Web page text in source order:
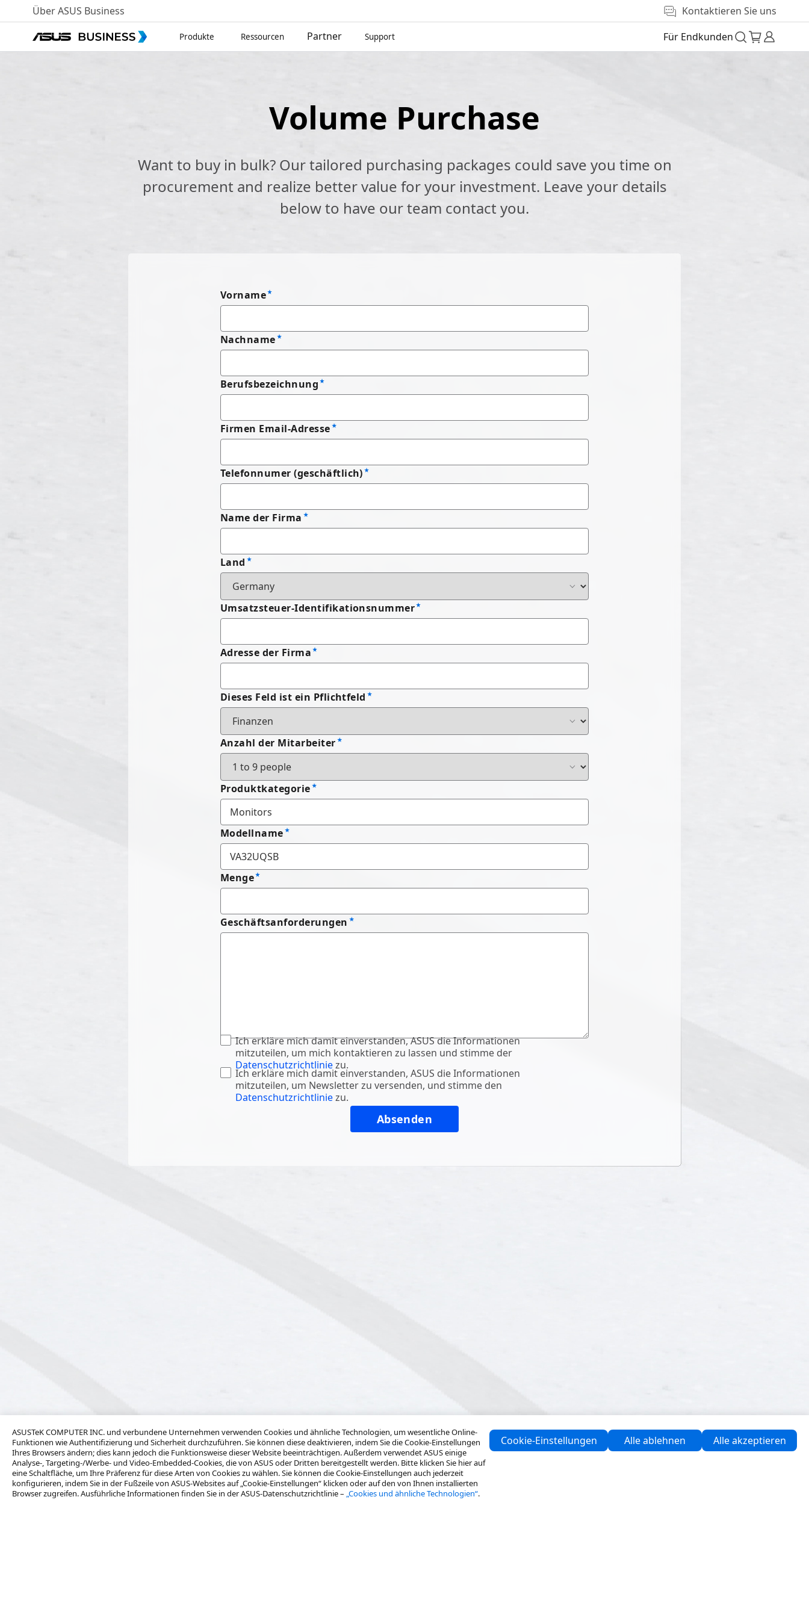
ASUSTeK COMPUTER INC. und verbundene Unternehmen verwenden Cookies und ähnliche Technologien, um wesentliche Online-
Funktionen wie Authentifizierung und Sicherheit durchzuführen. Sie können diese deaktivieren, indem Sie die Cookie-Einstellungen
Ihres Browsers ändern; dies kann jedoch die Funktionsweise dieser Website beeinträchtigen. Außerdem verwendet ASUS einige
Analyse-, Targeting-/Werbe- und Video-Embedded-Cookies, die von ASUS oder Dritten bereitgestellt werden. Bitte klicken Sie hier auf
eine Schaltfläche, um Ihre Präferenz für diese Arten von Cookies zu wählen. Sie können die Cookie-Einstellungen auch jederzeit
konfigurieren, indem Sie in der Fußzeile von ASUS-Websites auf „Cookie-Einstellungen“ klicken oder auf den von Ihnen installierten
Browser zugreifen. Ausführliche Informationen finden Sie in der ASUS-Datenschutzrichtlinie – „Cookies und ähnliche Technologien“.
Cookie-Einstellungen Alle ablehnen Alle akzeptieren
Über ASUS Business Kontaktieren Sie uns
Produkte Ressourcen Partner Support Für Endkunden
Volume Purchase
Want to buy in bulk? Our tailored purchasing packages could save you time on
procurement and realize better value for your investment. Leave your details
below to have our team contact you.
Vorname
Nachname
Berufsbezeichnung
Firmen Email-Adresse
Telefonnumer (geschäftlich)
Name der Firma
Land
Umsatzsteuer-Identifikationsnummer
Adresse der Firma
Dieses Feld ist ein Pflichtfeld
Anzahl der Mitarbeiter
Produktkategorie
Modellname
Menge
Geschäftsanforderungen
Ich erkläre mich damit einverstanden, ASUS die Informationen
mitzuteilen, um mich kontaktieren zu lassen und stimme der
Datenschutzrichtliniezu.
Ich erkläre mich damit einverstanden, ASUS die Informationen
mitzuteilen, um Newsletter zu versenden, und stimme den
Datenschutzrichtliniezu.